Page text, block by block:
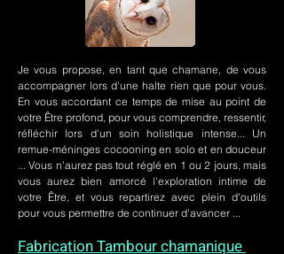
Je vous propose, en tant que chamane, de vous
accompagner lors d'une halte rien que pour vous.
En vous accordant ce temps de mise au point de
votre Être profond, pour vous comprendre, ressentir,
réfléchir lors d'un soin holistique intense... Un
remue-méninges cocooning en solo et en douceur
... Vous n'aurez pas tout réglé en 1 ou 2 jours, mais
vous aurez bien amorcé l'exploration intime de
votre Être, et vous repartirez avec plein d'outils
pour vous permettre de continuer d'avancer ...
Fabrication Tambour chamanique